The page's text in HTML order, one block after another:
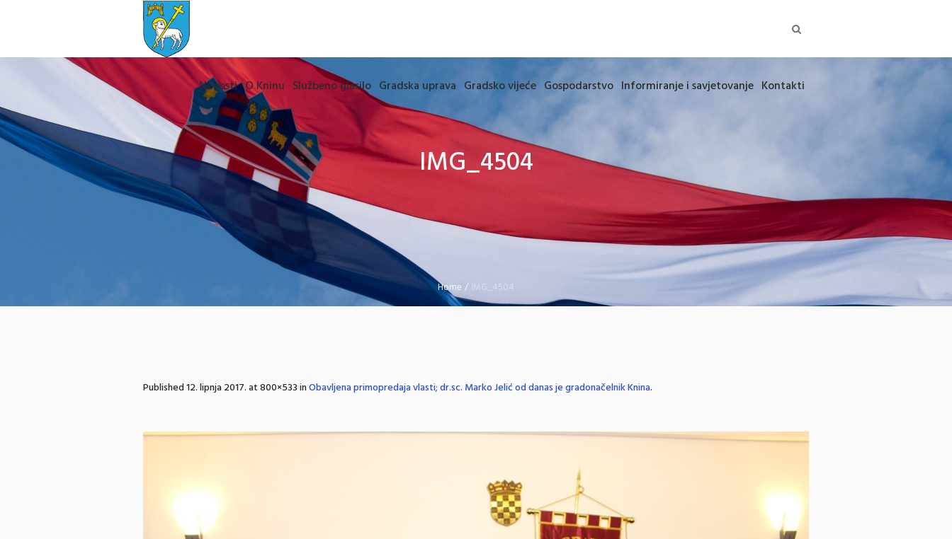
Novosti O Kninu Službeno glasilo Gradska uprava Gradsko vijeće Gospodarstvo Informiranje i savjetovanje Kontakti
IMG_4504
Home /IMG_4504
Published12. lipnja 2017.at 800×533 inObavljena primopredaja vlasti; dr.sc. Marko Jelić od danas je gradonačelnik Knina.